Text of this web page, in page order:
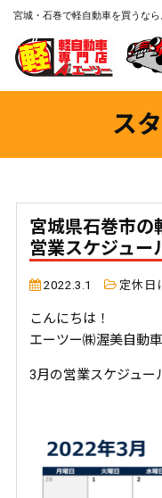
宮城・石巻で軽自動車を買うな
ス
宮城県石巻市の
営業スケジュー
2022.3.1 定休日
こんにちは！
エーツー㈱渥美自動
3月の営業スケジュー